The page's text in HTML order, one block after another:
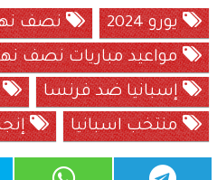
يورو 2024
نصف
مواعيد مباريات نصف نهائي
إسبانيا ضد فرنسا
منتخب اسبانيا